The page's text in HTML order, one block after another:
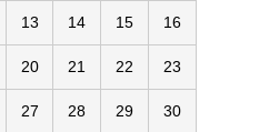
13 14 15 16
20 21 22 23
27 28 29 30